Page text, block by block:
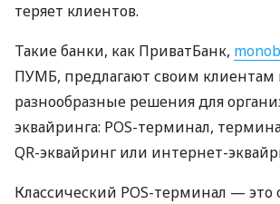
теряет клиентов.
Такие банки, как ПриватБанк,
ПУМБ, предлагают своим клиентам
разнообразные решения для
эквайринга: POS-терминал,
QR-эквайринг или интернет-
Классический POS-терминал — это